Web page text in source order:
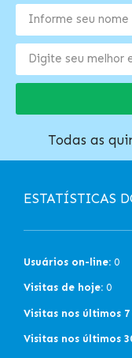
Todas as
ESTATÍSTICAS
Usuários on-line: 0
Visitas de hoje: 0
Visitas nos últimos 7
Visitas nos últimos